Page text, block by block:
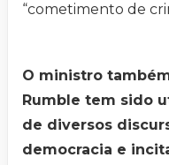
“cometimento de
O ministro
Rumble tem sido
de diversos
democracia e